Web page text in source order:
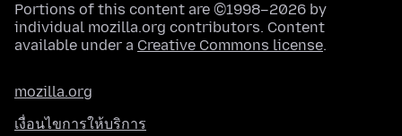
Portions of this content are ©1998–2026 by
individual mozilla.org contributors. Content
available under a Creative Commons license.
mozilla.org
เงื่อนไขการให้บริการ